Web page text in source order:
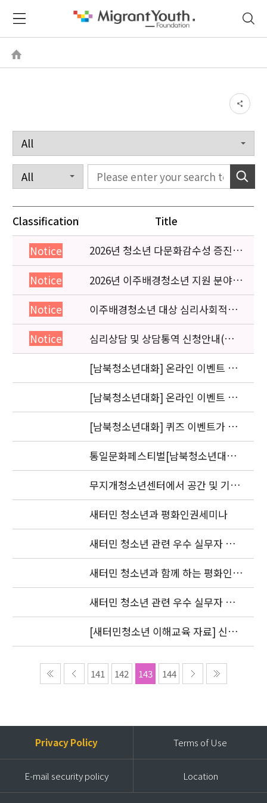
Classification Title
Notice
2026년 청소년 다문화감수성 증진
프로그램 「다가감」신청기관 안내
Notice
2026년 이주배경청소년 지원 분야
종사자 역량강화 교육 일정 안내
Notice
이주배경청소년 대상 심리사회적응
검사 연수동영상 개편 안내
Notice
심리상담 및 상담통역 신청안내(의뢰
서첨부)
[남북청소년대화] 온라인 이벤트 관
련하여 사과말씀 드립니다.
[남북청소년대화] 온라인 이벤트 선
정 결과 발표
[남북청소년대화] 퀴즈 이벤트가 마
감되었습니다.
통일문화페스티벌[남북청소년대화]
퀴즈 이벤트
무지개청소년센터에서 공간 및 기자
재를 지원합니다.
새터민 청소년과 평화인권세미나
새터민 청소년 관련 우수 실무자 워
크숍 참가자 명단 발표(1차)
새터민 청소년과 함께 하는 평화인권
세미나
새터민 청소년 관련 우수 실무자 워
크숍 안내
[새터민청소년 이해교육 자료] 신청
하세요
141 142 143 144
Privacy Policy Terms of Use
E-mail security policy Location